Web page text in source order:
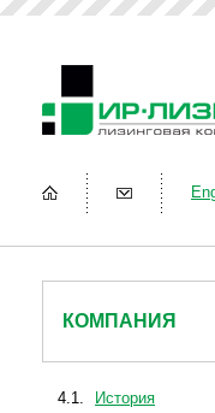
КОМПАНИЯ
4.1.
История